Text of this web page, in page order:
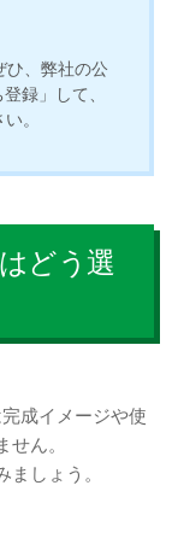
ひ、弊社の公
録」して、
。
どう選
成イメージや使
ん。
しょう。